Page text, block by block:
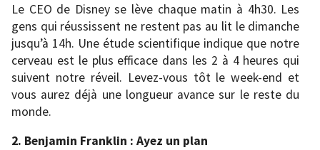
Le CEO de Disney se lève chaque matin à 4h30. Les
gens qui réussissent ne restent pas au lit le dimanche
jusqu’à 14h. Une étude scientifique indique que notre
cerveau est le plus efficace dans les 2 à 4 heures qui
suivent notre réveil. Levez-vous tôt le week-end et
vous aurez déjà une longueur avance sur le reste du
monde.
2. Benjamin Franklin : Ayez un plan